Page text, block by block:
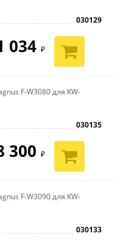
030129
034 ₽
F-W3080 для KW-
030135
300 ₽
F-W3090 для KW-
030133